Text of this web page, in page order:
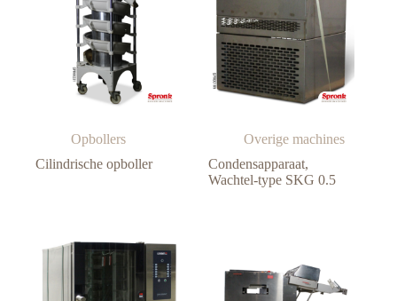
Opbollers
Cilindrische opboller
Overige machines
Condensapparaat,
Wachtel-type SKG 0.5